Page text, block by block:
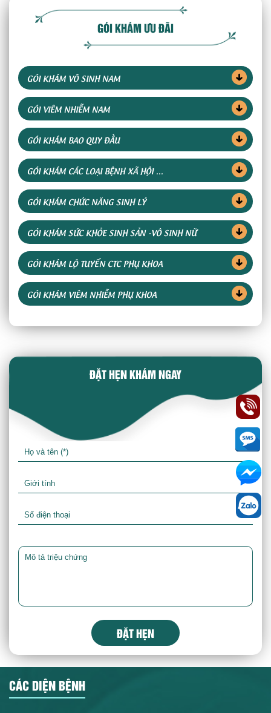
GÓI KHÁM ƯU ĐÃI
GÓI KHÁM VÔ SINH NAM
GÓI VIÊM NHIỄM NAM
GÓI KHÁM BAO QUY ĐẦU
GÓI KHÁM CÁC LOẠI BỆNH XÃ HỘI ...
GÓI KHÁM CHỨC NĂNG SINH LÝ
GÓI KHÁM SỨC KHỎE SINH SẢN -VÔ SINH NỮ
GÓI KHÁM LỘ TUYẾN CTC PHỤ KHOA
GÓI KHÁM VIÊM NHIỄM PHỤ KHOA
ĐẶT HẸN KHÁM NGAY
ĐẶT HẸN
CÁC DIỆN BỆNH